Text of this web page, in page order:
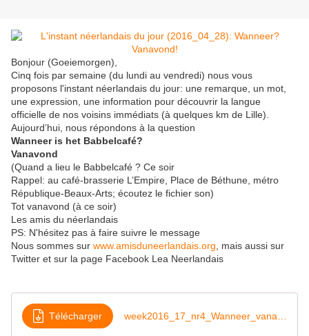
Bonjour (Goeiemorgen),
Cinq fois par semaine (du lundi au vendredi) nous vous
proposons l'instant néerlandais du jour: une remarque, un mot,
une expression, une information pour découvrir la langue
officielle de nos voisins immédiats (à quelques km de Lille).
Aujourd’hui, nous répondons à la question
Wanneer is het Babbelcafé?
Vanavond
(Quand a lieu le Babbelcafé ? Ce soir
Rappel: au café-brasserie L’Empire, Place de Béthune, métro
République-Beaux-Arts; écoutez le fichier son)
Tot vanavond (à ce soir)
Les amis du néerlandais
PS: N'hésitez pas à faire suivre le message
Nous sommes sur www.amisduneerlandais.org , mais aussi sur
Twitter et sur la page Facebook Lea Neerlandais
Télécharger